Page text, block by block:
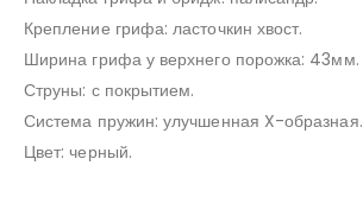
Крепление грифа: ласточкин хвост.
Ширина грифа у верхнего порожка: 43мм.
Струны: с покрытием.
Система пружин: улучшенная X-образная.
Цвет: черный.